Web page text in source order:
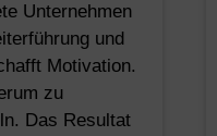
Unternehmen
und
Motivation.
zu
Das Resultat